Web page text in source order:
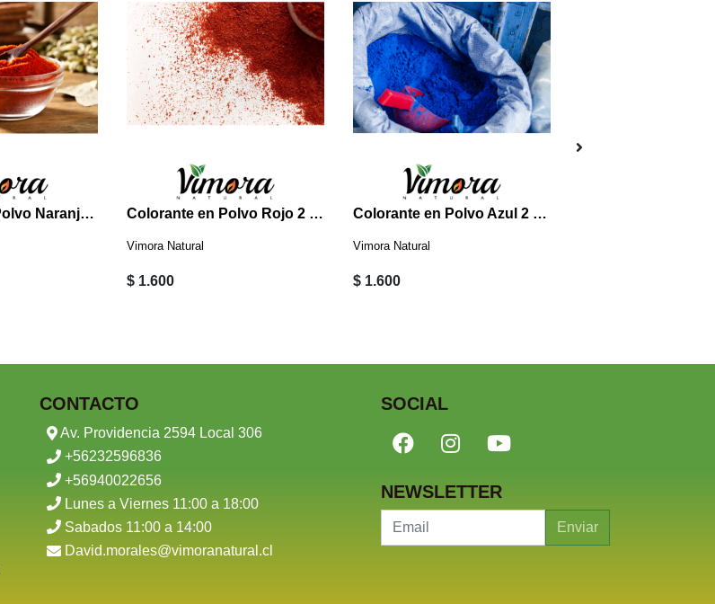
Colorante en Polvo Naranja 2 Grs Colorante en Polvo Rojo 2 Grs
Vimora Natural
$ 1.600
Colorante en Polvo Azul 2 Grs
Vimora Natural
$ 1.600
CONTACTO
Av. Providencia 2594 Local 306
+56232596836
+56940022656
Lunes a Viernes 11:00 a 18:00
Sabados 11:00 a 14:00
David.morales@vimoranatural.cl
SOCIAL
NEWSLETTER
Enviar